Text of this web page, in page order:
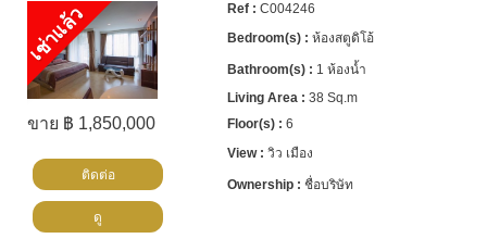
เช่าแล้ว
ขาย ฿ 1,850,000
C004246
ห้องสตูดิโอ้
1 ห้องน้ำ
38 Sq.m
6
วิว เมือง
ชื่อบริษัท
ติดต่อ
ดู